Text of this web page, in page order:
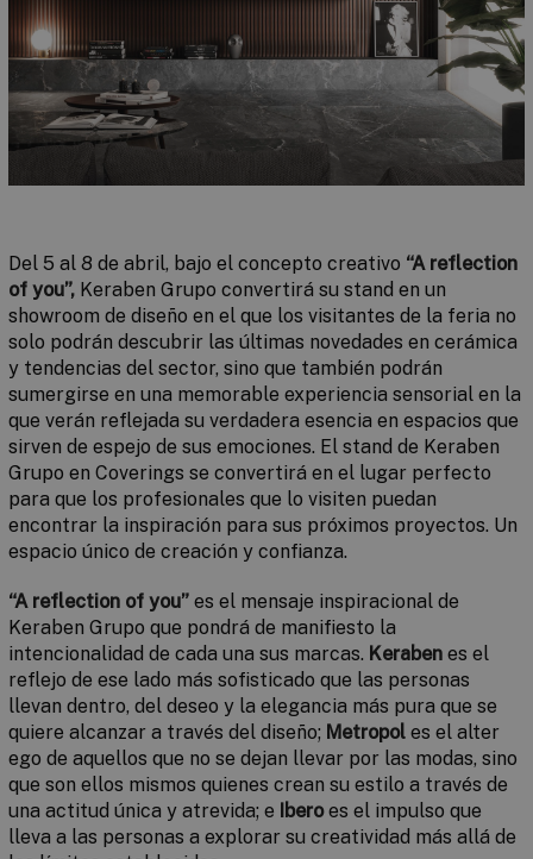
Del 5 al 8 de abril, bajo el concepto creativo “A reflection
of you”, Keraben Grupo convertirá su stand en un
showroom de diseño en el que los visitantes de la feria no
solo podrán descubrir las últimas novedades en cerámica
y tendencias del sector, sino que también podrán
sumergirse en una memorable experiencia sensorial en la
que verán reflejada su verdadera esencia en espacios que
sirven de espejo de sus emociones. El stand de Keraben
Grupo en Coverings se convertirá en el lugar perfecto
para que los profesionales que lo visiten puedan
encontrar la inspiración para sus próximos proyectos. Un
espacio único de creación y confianza.
“A reflection of you” es el mensaje inspiracional de
Keraben Grupo que pondrá de manifiesto la
intencionalidad de cada una sus marcas. Keraben es el
reflejo de ese lado más sofisticado que las personas
llevan dentro, del deseo y la elegancia más pura que se
quiere alcanzar a través del diseño; Metropol es el alter
ego de aquellos que no se dejan llevar por las modas, sino
que son ellos mismos quienes crean su estilo a través de
una actitud única y atrevida; e Iberoes el impulso que
lleva a las personas a explorar su creatividad más allá de